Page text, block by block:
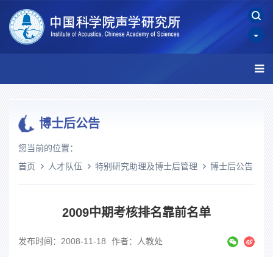
博士后公告
您当前的位置：
首页
人才队伍 特别研究助理及博士后管理 博士后公告
2009中期考核排名靠前名单
发布时间：2008-11-18 作者：人教处